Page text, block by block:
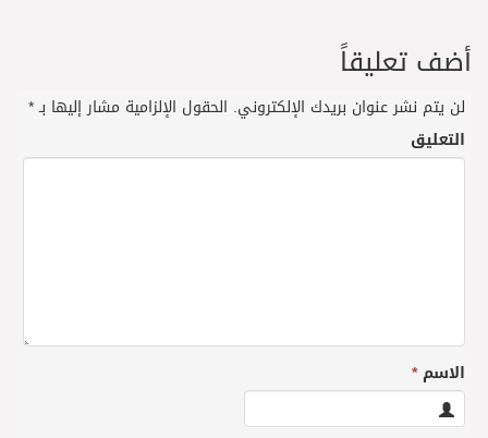
أضف تعليقاً
لن يتم نشر عنوان بريدك الإلكتروني. الحقول الإلزامية مشار إليها بـ*
التعليق
الاسم*